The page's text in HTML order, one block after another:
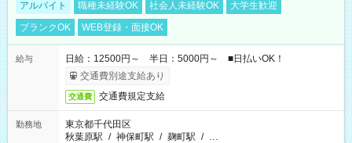
アルバイト 職種未経験OK 社会人未経験OK
大学生歓迎
ブランクOK
WEB登録・面接OK
給与
日給：12500円～ 半日：5000円～ ■日払いOK！
交通費別途支給あり
交通費 交通費規定支給
勤務地
東京都千代田区
秋葉原駅 / 神保町駅 / 麹町駅 / …